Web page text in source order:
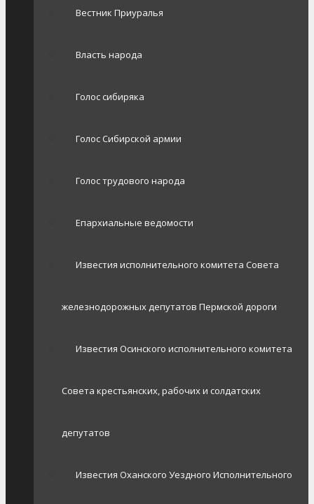
Вестник Приуралья
Власть народа
Голос сибиряка
Голос Сибирской армии
Голос трудового народа
Епархиальные ведомости
Известия исполнительного комитета Совета
железнодорожных депутатов Пермской дороги
Известия Осинского исполнительного комитета
Совета крестьянских, рабочих и солдатских
депутатов
Известия Оханского Уездного Исполнительного